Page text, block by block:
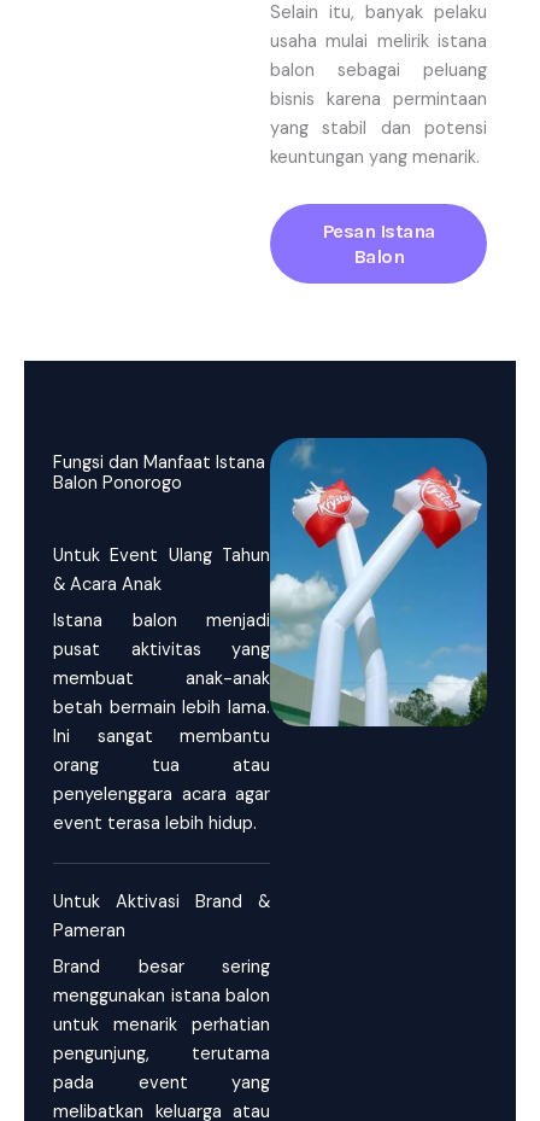
Selain itu, banyak pelaku
usaha mulai melirik istana
balon sebagai peluang
bisnis karena permintaan
yang stabil dan potensi
keuntungan yang menarik.
Pesan Istana
Balon
Fungsi dan Manfaat Istana
Balon Ponorogo
Untuk Event Ulang Tahun
& Acara Anak
Istana balon menjadi
pusat aktivitas yang
membuat anak-anak
betah bermain lebih lama.
Ini sangat membantu
orang tua atau
penyelenggara acara agar
event terasa lebih hidup.
Untuk Aktivasi Brand &
Pameran
Brand besar sering
menggunakan istana balon
untuk menarik perhatian
pengunjung, terutama
pada event yang
melibatkan keluarga atau